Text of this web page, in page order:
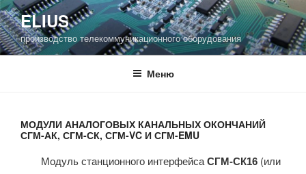
Перейти
к
содержимому
ELIUS
производство телекоммуникационного оборудования
Меню
МОДУЛИ АНАЛОГОВЫХ КАНАЛЬНЫХ ОКОНЧАНИЙ
СГМ-АК, СГМ-СК, СГМ-VC И СГМ-EMU
Модуль станционного интерфейса СГМ-СК16 (или